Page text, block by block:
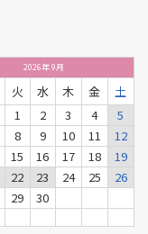
2026年9月
火 水 木 金
土
1
2 3 4
5
8 9 10 11
12
15 16 17 18
19
22 23 24 25
26
29 30